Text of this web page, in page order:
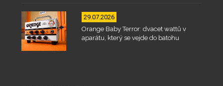
29.07.2026
Orange Baby Terror: dvacet wattů v
aparátu, který se vejde do batohu